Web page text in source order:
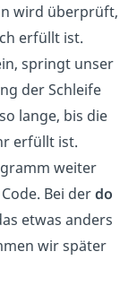
wird überprüft,
erfüllt ist.
springt unser
der Schleife
lange, bis die
erfüllt ist.
weiter
Bei derdo
etwas anders
wir später